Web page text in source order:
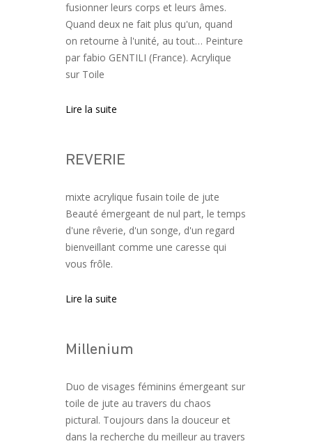
fusionner leurs corps et leurs âmes.
Quand deux ne fait plus qu'un, quand
on retourne à l'unité, au tout… Peinture
par fabio GENTILI (France). Acrylique
sur Toile
Lire la suite
REVERIE
mixte acrylique fusain toile de jute
Beauté émergeant de nul part, le temps
d'une rêverie, d'un songe, d'un regard
bienveillant comme une caresse qui
vous frôle.
Lire la suite
Millenium
Duo de visages féminins émergeant sur
toile de jute au travers du chaos
pictural. Toujours dans la douceur et
dans la recherche du meilleur au travers